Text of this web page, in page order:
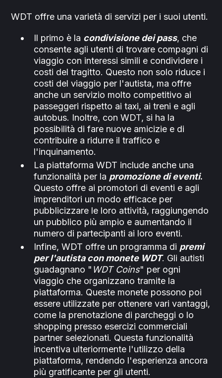
WDT offre una varietà di servizi per i suoi utenti.
Il primo è la condivisione dei pass, che
consente agli utenti di trovare compagni di
viaggio con interessi simili e condividere i
costi del tragitto. Questo non solo riduce i
costi del viaggio per l'autista, ma offre
anche un servizio molto competitivo ai
passeggeri rispetto ai taxi, ai treni e agli
autobus. Inoltre, con WDT, si ha la
possibilità di fare nuove amicizie e di
contribuire a ridurre il traffico e
l'inquinamento.
La piattaforma WDT include anche una
funzionalità per la promozione di eventi.
Questo offre ai promotori di eventi e agli
imprenditori un modo efficace per
pubblicizzare le loro attività, raggiungendo
un pubblico più ampio e aumentando il
numero di partecipanti ai loro eventi.
Infine, WDT offre un programma di premi
per l'autista con monete WDT. Gli autisti
guadagnano " WDT Coins" per ogni
viaggio che organizzano tramite la
piattaforma. Queste monete possono poi
essere utilizzate per ottenere vari vantaggi,
come la prenotazione di parcheggi o lo
shopping presso esercizi commerciali
partner selezionati. Questa funzionalità
incentiva ulteriormente l'utilizzo della
piattaforma, rendendo l'esperienza ancora
più gratificante per gli utenti.